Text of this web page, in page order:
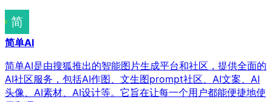
简单AI
简单AI是由搜狐推出的智能图片生成平台和社区，提供全面的
AI社区服务，包括AI作图、文生图prompt社区、AI文案、AI
头像、AI素材、AI设计等。它旨在让每一个用户都能便捷地使